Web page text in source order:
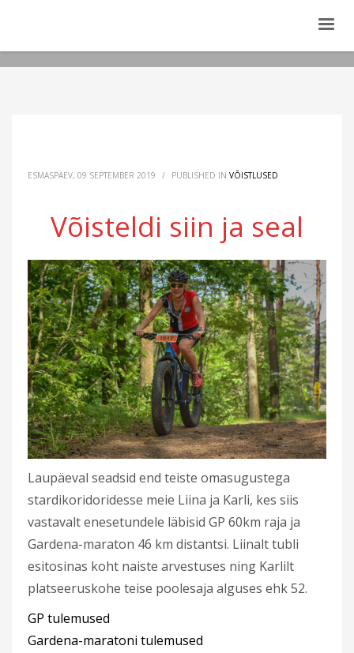
ESMASPÄEV, 09 SEPTEMBER 2019 / PUBLISHED IN VÕISTLUSED
Võisteldi siin ja seal
Laupäeval seadsid end teiste omasugustega
stardikoridoridesse meie Liina ja Karli, kes siis
vastavalt enesetundele läbisid GP 60km raja ja
Gardena-maraton 46 km distantsi. Liinalt tubli
esitosinas koht naiste arvestuses ning Karlilt
platseeruskohe teise poolesaja alguses ehk 52.
GP tulemused
Gardena-maratoni tulemused